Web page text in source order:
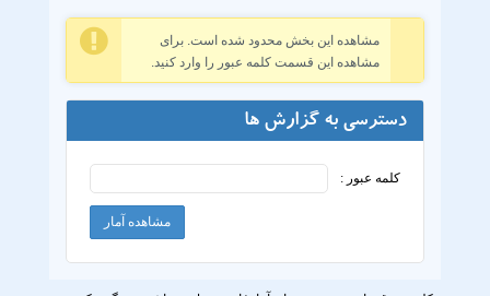
مشاهده این بخش محدود شده است. برای
مشاهده این قسمت کلمه عبور را وارد کنید.
دسترسی به گزارش ها
کلمه عبور :